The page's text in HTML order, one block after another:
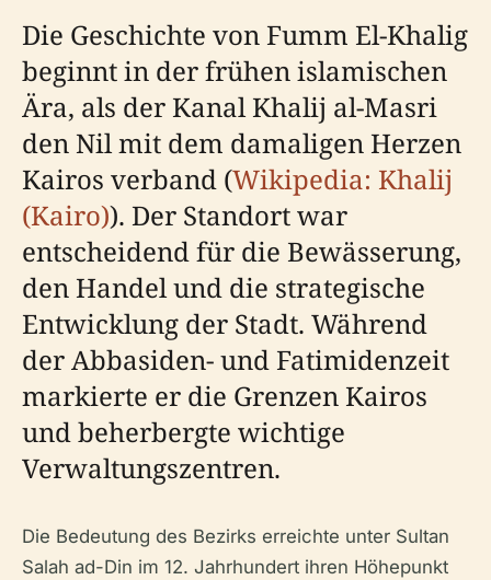
Die Geschichte von Fumm El-Khalig
beginnt in der frühen islamischen
Ära, als der Kanal Khalij al-Masri
den Nil mit dem damaligen Herzen
Kairos verband (Wikipedia: Khalij
(Kairo)). Der Standort war
entscheidend für die Bewässerung,
den Handel und die strategische
Entwicklung der Stadt. Während
der Abbasiden- und Fatimidenzeit
markierte er die Grenzen Kairos
und beherbergte wichtige
Verwaltungszentren.
Die Bedeutung des Bezirks erreichte unter Sultan
Salah ad-Din im 12. Jahrhundert ihren Höhepunkt